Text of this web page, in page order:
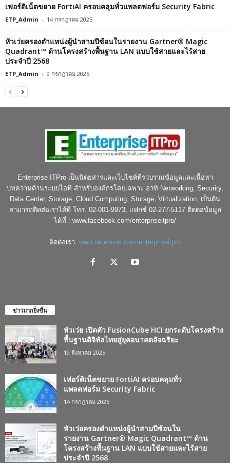
เฟอร์ติเน็ตขยาย FortiAI ครอบคลุมทั่วแพลตฟอร์ม Security Fabric
ETP_Admin - 14 กรกฎาคม 2025
หัวเว่ยครองตำแหน่งผู้นำสามปีซ้อนในรายงาน Gartner® Magic
Quadrant™ ด้านโครงสร้างพื้นฐาน LAN แบบใช้สายและไร้สาย
ประจำปี 2568
ETP_Admin - 9 กรกฎาคม 2025
Enterprise ITPro เป็นนิตยสารและเว็บไซต์ที่รวบรวมข้อมูลและเนื้อหา
บทความด้านระบบไอที สำหรับองค์กรโดยเฉพาะ อาทิ Networking, Security,
Data Center, Storage, Cloud Computing, Storage, Virtualization, เป็นต้น
สามารถติดต่อเราได้ที่ โทร. 02-001-9973, แฟกซ์ 02-277-5117 ติดต่อข้อมูล
ได้ที่ : www.facebook.com/enterpriseitpro/
ติดต่อเรา: www.facebook.com/enterpriseitpro
ข่าวมากยิ่งขึ้น
หัวเว่ย เปิดตัว FusionCube HCI ยกระดับโครงสร้าง
พื้นฐานดิจิทัลไทยสู่ยุคอนาคตอัจฉริยะ
19 สิงหาคม 2025
เฟอร์ติเน็ตขยาย FortiAI ครอบคลุมทั่ว
แพลตฟอร์ม Security Fabric
14 กรกฎาคม 2025
หัวเว่ยครองตำแหน่งผู้นำสามปีซ้อนใน
รายงาน Gartner® Magic Quadrant™ ด้าน
โครงสร้างพื้นฐาน LAN แบบใช้สายและไร้สาย
ประจำปี 2568